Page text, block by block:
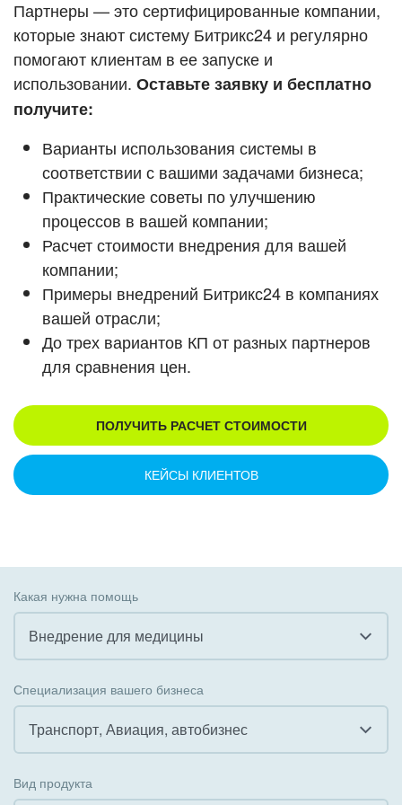
ВХОД
ВХОД
Смотреть видеокейсы
Партнеры — это сертифицированные компании,
которые знают систему Битрикс24 и регулярно
помогают клиентам в ее запуске и
использовании. Оставьте заявку и бесплатно
получите:
Варианты использования системы в
соответствии с вашими задачами бизнеса;
Практические советы по улучшению
процессов в вашей компании;
Расчет стоимости внедрения для вашей
компании;
Примеры внедрений Битрикс24 в компаниях
вашей отрасли;
До трех вариантов КП от разных партнеров
для сравнения цен.
ПОЛУЧИТЬ РАСЧЕТ СТОИМОСТИ
КЕЙСЫ КЛИЕНТОВ
Какая нужна помощь
Внедрение для медицины
Внедрение КЭДО
Интеграция с 1С
Специализация вашего бизнеса
Транспорт, Авиация, автобизнес
Вид продукта